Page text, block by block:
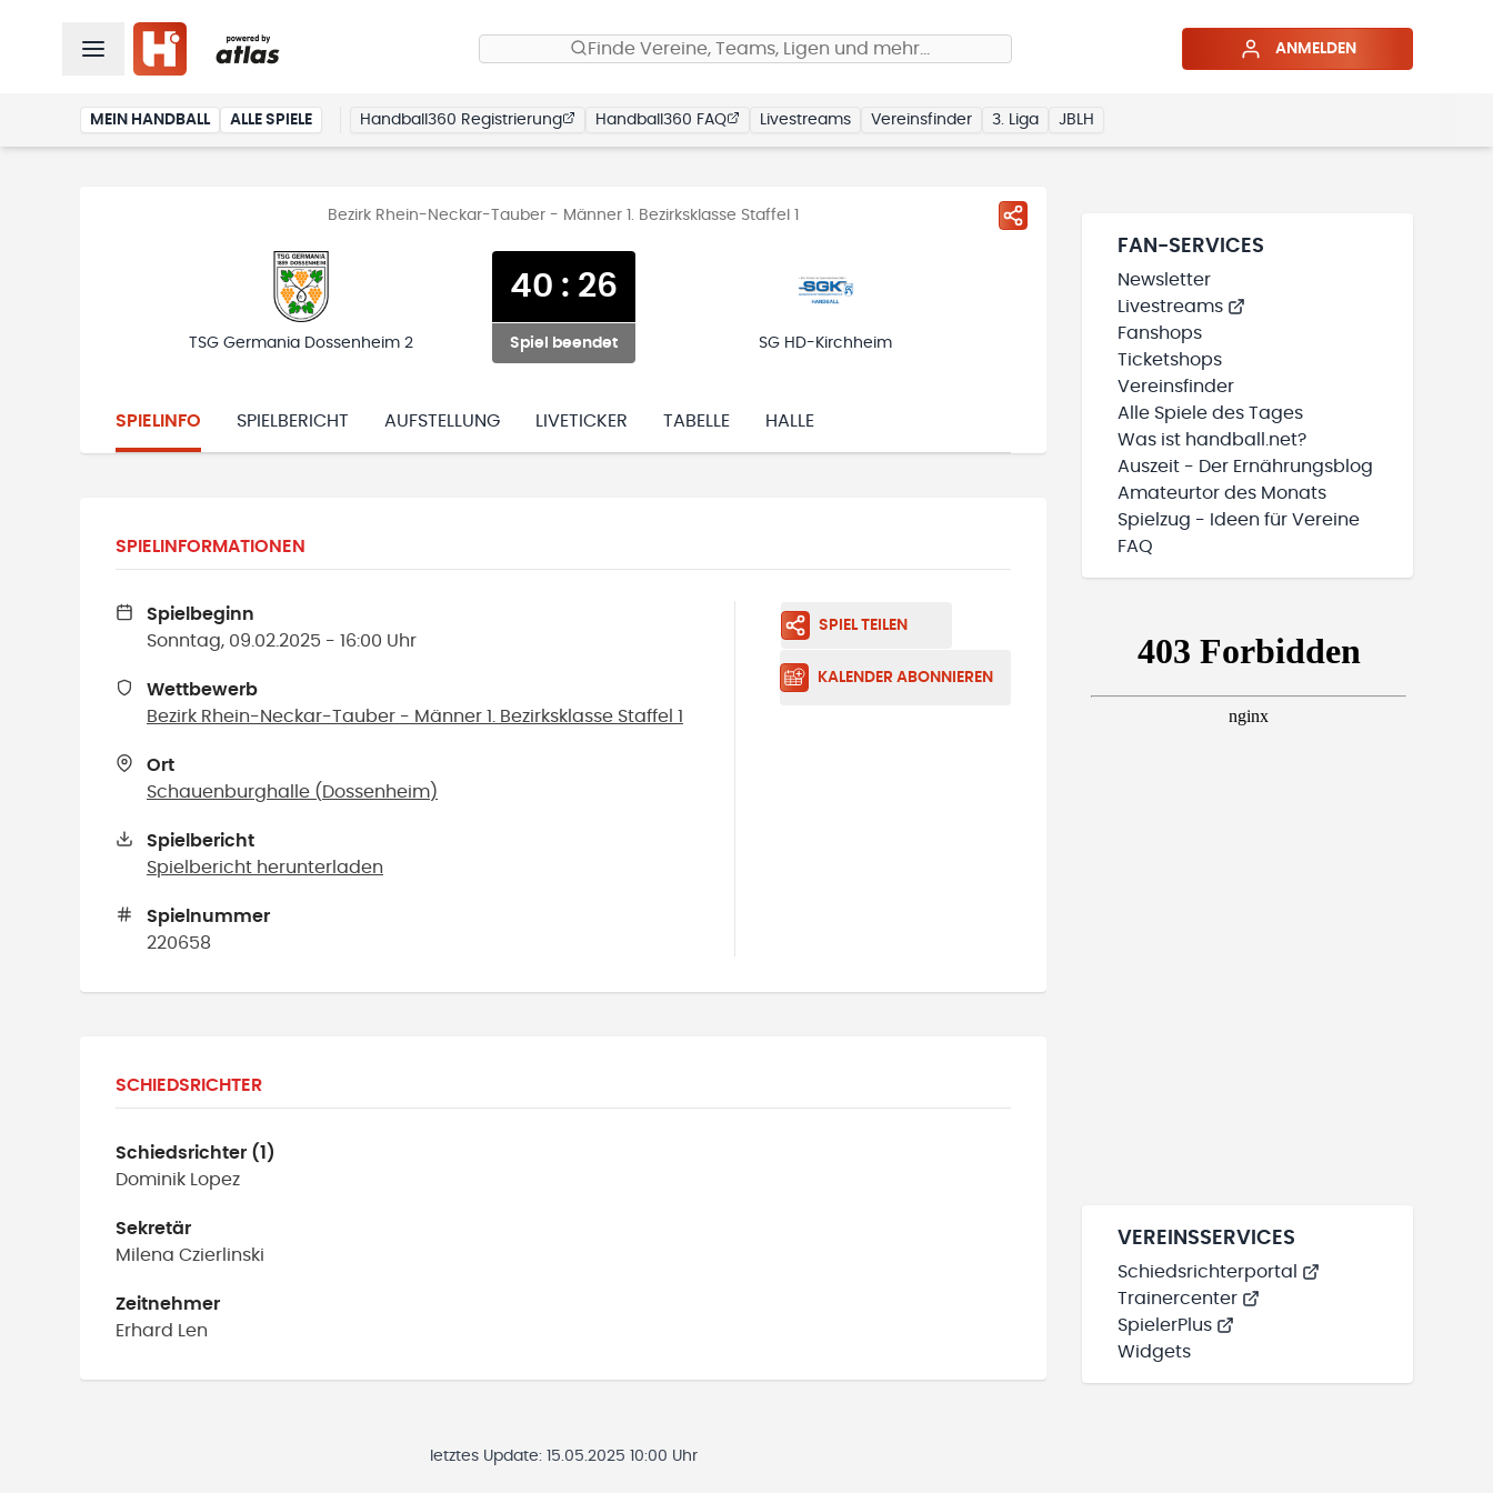
Finde Vereine, Teams, Ligen und mehr… ANMELDEN
MEIN HANDBALL ALLE SPIELE Handball360 Registrierung Handball360 FAQ Livestreams Vereinsfinder 3. Liga JBLH
Bezirk Rhein-Neckar-Tauber - Männer 1. Bezirksklasse Staffel 1
TSG Germania Dossenheim 2
40 : 26
Spiel beendet SG HD-Kirchheim
SPIELINFO SPIELBERICHT AUFSTELLUNG LIVETICKER TABELLE HALLE
SPIELINFORMATIONEN
Spielbeginn
Sonntag, 09.02.2025 - 16:00 Uhr
Wettbewerb
Bezirk Rhein-Neckar-Tauber - Männer 1. Bezirksklasse Staffel 1
Ort
Schauenburghalle ( Dossenheim)
Spielbericht
Spielbericht herunterladen
Spielnummer
220658
SPIEL TEILEN
KALENDER ABONNIEREN
SCHIEDSRICHTER
Schiedsrichter (1)
Dominik
Lopez
Sekretär
Milena Czierlinski
Zeitnehmer
Erhard
Len
letztes Update: 15.05.2025 10:00 Uhr
FAN-SERVICES
Newsletter
Livestreams
Fanshops
Ticketshops
Vereinsfinder
Alle Spiele des Tages
Was ist handball.net?
Auszeit - Der Ernährungsblog
Amateurtor des Monats
Spielzug - Ideen für Vereine
FAQ
VEREINSSERVICES
Schiedsrichterportal
Trainercenter
SpielerPlus
Widgets